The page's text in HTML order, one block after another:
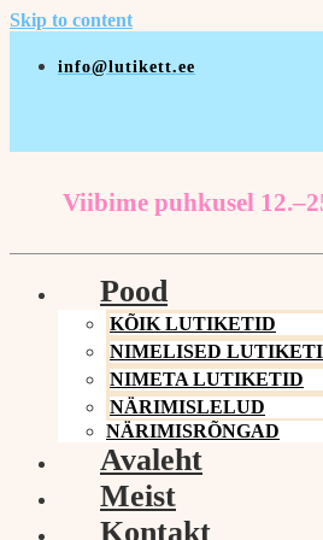
Skip to content
info@lutikett.ee
Viibime puhkusel
Pood
KÕIK LUTIKETID
NIMELISED
NIMETA LUTIKETID
NÄRIMISLELUD
NÄRIMISRÕNGAD
Avaleht
Meist
Kontakt